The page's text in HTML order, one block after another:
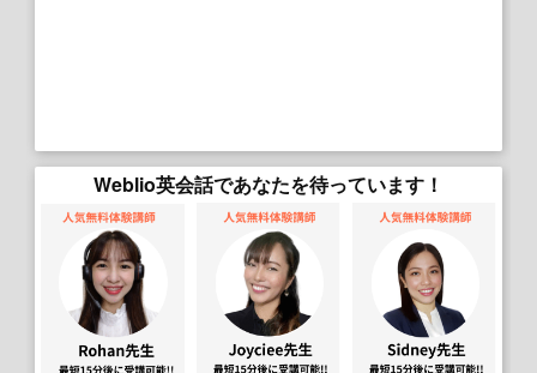
Weblio英会話であなたを待っています！